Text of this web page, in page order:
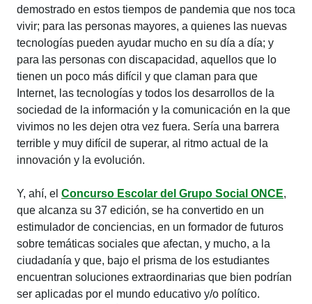
demostrado en estos tiempos de pandemia que nos toca
vivir; para las personas mayores, a quienes las nuevas
tecnologías pueden ayudar mucho en su día a día; y
para las personas con discapacidad, aquellos que lo
tienen un poco más difícil y que claman para que
Internet, las tecnologías y todos los desarrollos de la
sociedad de la información y la comunicación en la que
vivimos no les dejen otra vez fuera. Sería una barrera
terrible y muy difícil de superar, al ritmo actual de la
innovación y la evolución.
Y, ahí, el Concurso Escolar del Grupo Social ONCE,
que alcanza su 37 edición, se ha convertido en un
estimulador de conciencias, en un formador de futuros
sobre temáticas sociales que afectan, y mucho, a la
ciudadanía y que, bajo el prisma de los estudiantes
encuentran soluciones extraordinarias que bien podrían
ser aplicadas por el mundo educativo y/o político.